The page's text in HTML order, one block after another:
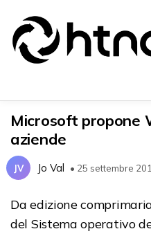
Microsoft propone
aziende
JV Jo Val • 25 settembre
Da edizione
del Sistema operativo